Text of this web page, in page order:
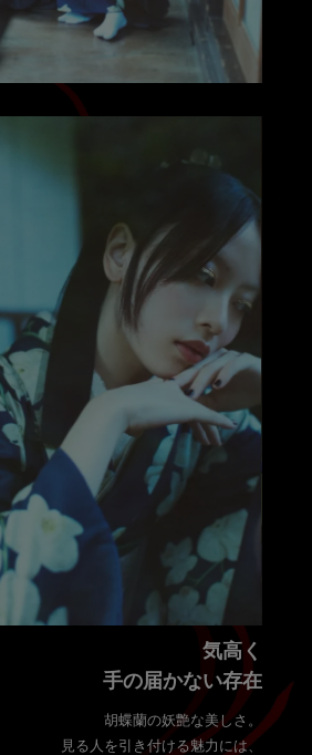
気高く
手の届かない存在
胡蝶蘭の妖艶な美しさ。
見る人を引き付ける魅力には、